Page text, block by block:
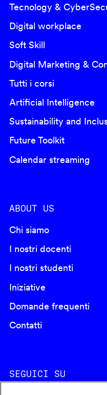
Tecnology &
Digital workplace
Soft Skill
Digital Marketing &
Tutti i corsi
Artificial Intelligence
Sustainability and
Future Toolkit
Calendar streaming
ABOUT US
Chi siamo
I nostri docenti
I nostri studenti
Iniziative
Domande frequenti
Contatti
SEGUICI SU